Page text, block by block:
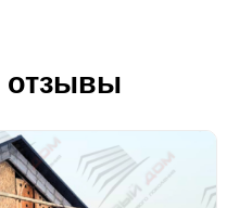
отзывы